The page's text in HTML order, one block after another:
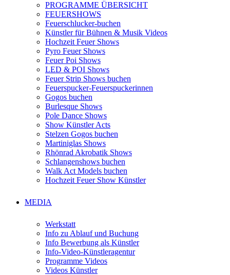
PROGRAMME ÜBERSICHT
FEUERSHOWS
Feuerschlucker-buchen
Künstler für Bühnen & Musik Videos
Hochzeit Feuer Shows
Pyro Feuer Shows
Feuer Poi Shows
LED & POI Shows
Feuer Strip Shows buchen
Feuerspucker-Feuerspuckerinnen
Gogos buchen
Burlesque Shows
Pole Dance Shows
Show Künstler Acts
Stelzen Gogos buchen
Martiniglas Shows
Rhönrad Akrobatik Shows
Schlangenshows buchen
Walk Act Models buchen
Hochzeit Feuer Show Künstler
MEDIA
Werkstatt
Info zu Ablauf und Buchung
Info Bewerbung als Künstler
Info-Video-Künstleragentur
Programme Videos
Videos Künstler